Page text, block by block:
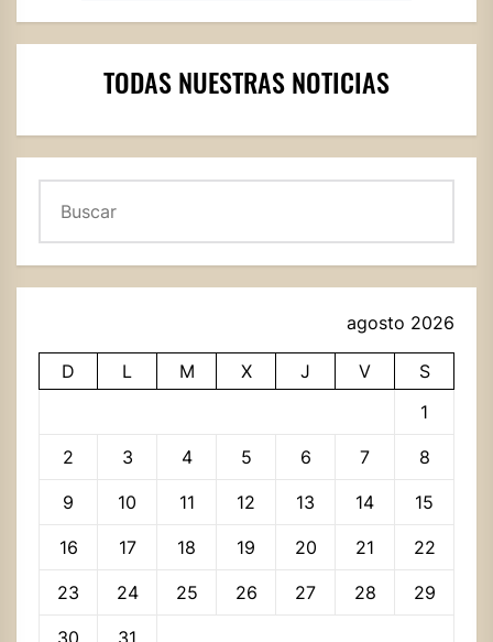
TODAS NUESTRAS NOTICIAS
agosto 2026
D L M X J V
S
1
2 3 4 5 6 7 8
9 10 11 12 13 14 15
16 17 18 19 20 21 22
23 24 25 26 27 28 29